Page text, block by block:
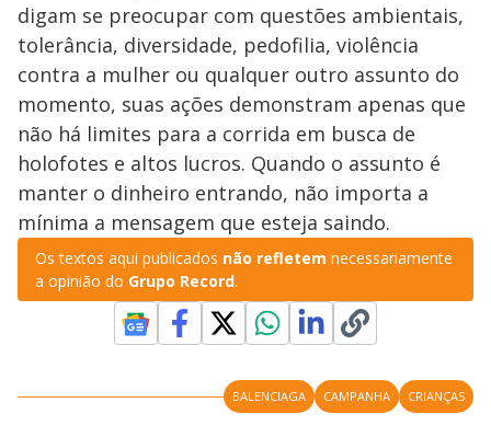
digam se preocupar com questões ambientais,
tolerância, diversidade, pedofilia, violência
contra a mulher ou qualquer outro assunto do
momento, suas ações demonstram apenas que
não há limites para a corrida em busca de
holofotes e altos lucros. Quando o assunto é
manter o dinheiro entrando, não importa a
mínima a mensagem que esteja saindo.
Os textos aqui publicados não refletem necessariamente
a opinião do Grupo Record.
BALENCIAGA CAMPANHA CRIANÇAS